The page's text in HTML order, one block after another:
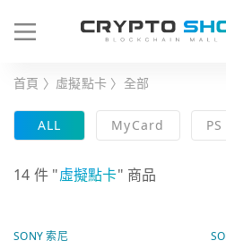
首頁 〉 虛擬點卡 〉 全部
ALL MyCard
14 件 "虛擬點卡" 商品
SONY 索尼